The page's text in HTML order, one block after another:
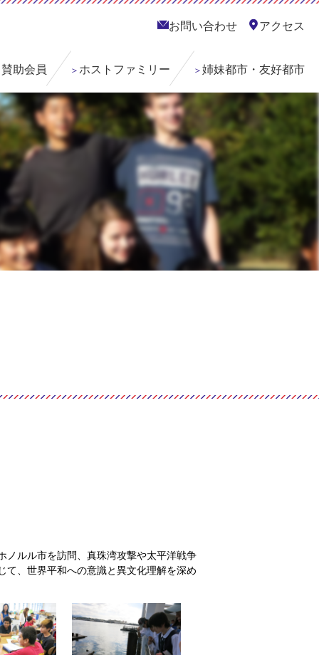
賛助会員 ホストファミリー 姉妹都市・友好都市
お問い合わせ アクセス
ノルル市を訪問、真珠湾攻撃や太平洋戦争
て、世界平和への意識と異文化理解を深め